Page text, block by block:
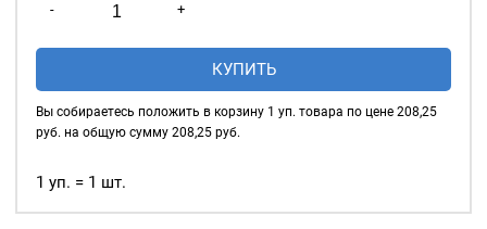
-
товара
Люверсы
(№24)
Premium
+
КУПИТЬ
Вы собираетесь положить в корзину 1 уп. товара по цене 208,25
руб. на общую сумму 208,25руб.
1 уп. = 1 шт.